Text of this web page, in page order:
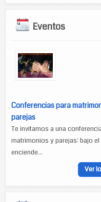
Eventos
Conferencias para
parejas
Te invitamos a una
matrimonios y parejas: bajo el
enciende...
Ver